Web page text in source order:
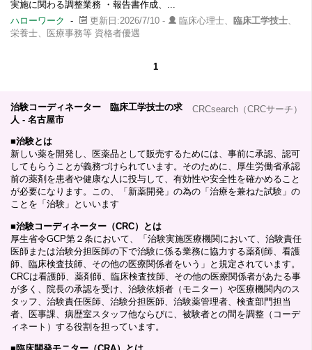
実施に関わる調整業務 ・報告書作成、...
ハローワーク
- 更新日:2026/7/10 - 臨床心理士、 臨床工学技士
栄養士、医療事務等 資格者優遇
1
CRCsearch（CRCサーチ）
治験コーディネーター 臨床工学技士の求
人 - 名古屋市
■治験とは
新しい薬を開発し、医薬品として販売するためには、事前に承認、認可
してもらうことが義務づけられています。そのために、厚生労働省承認
前の薬剤を患者や健康な人に投与して、有効性や安全性を確かめること
が必要になります。この、「新薬開発」の為の「治療を兼ねた試験」の
ことを「治験」といいます
■治験コーディネーター（CRC）とは
厚生省令GCP第２条において、「治験実施医療機関において、治験責任
医師または治験分担医師の下で治験に係る業務に協力する薬剤師、看護
師、臨床検査技師、その他の医療関係者をいう」と規定されています。
CRCは看護師、薬剤師、臨床検査技師、その他の医療関係者があたる事
が多く、院長の承認を受け、治験依頼者（モニター）や医療機関内のス
タッフ、治験責任医師、治験分担医師、治験薬管理者、検査部門担当
者、医事課、病歴室スタッフ他ならびに、被験者との間を調整（コーデ
ィネート）する役割を担っています。